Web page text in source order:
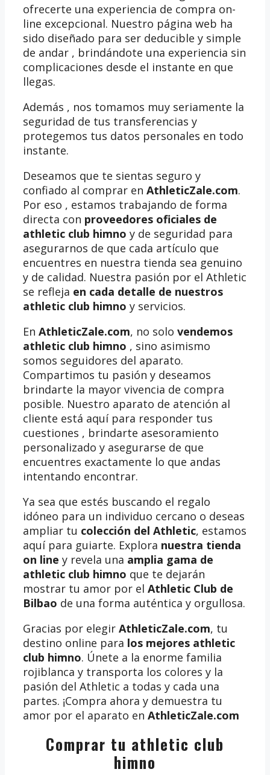
ofrecerte una experiencia de compra on-
line excepcional. Nuestro página web ha
sido diseñado para ser deducible y simple
de andar , brindándote una experiencia sin
complicaciones desde el instante en que
llegas.
Además , nos tomamos muy seriamente la
seguridad de tus transferencias y
protegemos tus datos personales en todo
instante.
Deseamos que te sientas seguro y
confiado al comprar en AthleticZale.com.
Por eso , estamos trabajando de forma
directa con proveedores oficiales de
athletic club himno y de seguridad para
asegurarnos de que cada artículo que
encuentres en nuestra tienda sea genuino
y de calidad. Nuestra pasión por el Athletic
se refleja en cada detalle de nuestros
athletic club himno y servicios.
En AthleticZale.com, no solo vendemos
athletic club himno , sino asimismo
somos seguidores del aparato.
Compartimos tu pasión y deseamos
brindarte la mayor vivencia de compra
posible. Nuestro aparato de atención al
cliente está aquí para responder tus
cuestiones , brindarte asesoramiento
personalizado y asegurarse de que
encuentres exactamente lo que andas
intentando encontrar.
Ya sea que estés buscando el regalo
idóneo para un individuo cercano o deseas
ampliar tu colección del Athletic, estamos
aquí para guiarte. Explora nuestra tienda
on line y revela una amplia gama de
athletic club himno que te dejarán
mostrar tu amor por el Athletic Club de
Bilbao de una forma auténtica y orgullosa.
Gracias por elegir AthleticZale.com, tu
destino online para los mejores athletic
club himno. Únete a la enorme familia
rojiblanca y transporta los colores y la
pasión del Athletic a todas y cada una
partes. ¡Compra ahora y demuestra tu
amor por el aparato en AthleticZale.com
Comprar tu athletic club
himno